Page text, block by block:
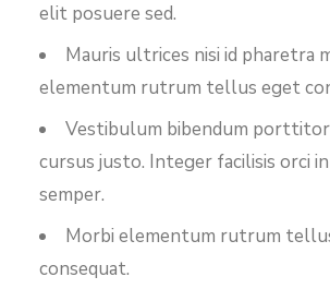
elit posuere sed.
Mauris ultrices nisi id pharetra
elementum rutrum tellus eget
Vestibulum bibendum
cursus justo. Integer facilisis orci
semper.
Morbi elementum rutrum
consequat.